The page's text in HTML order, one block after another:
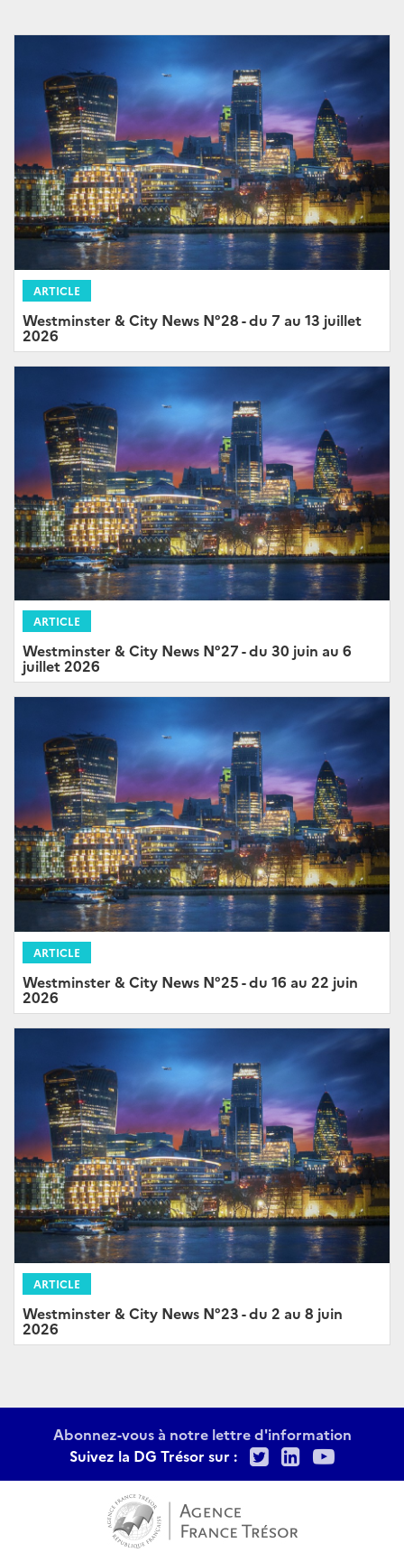
ARTICLE
Westminster & City News N°28 - du 7 au 13 juillet
2026
ARTICLE
Westminster & City News N°27 - du 30 juin au 6
juillet 2026
ARTICLE
Westminster & City News N°25 - du 16 au 22 juin
2026
ARTICLE
Westminster & City News N°23 - du 2 au 8 juin
2026
Abonnez-vous à notre lettre d'information
Suivez la DG Trésor sur :
TwitterLinkedIn